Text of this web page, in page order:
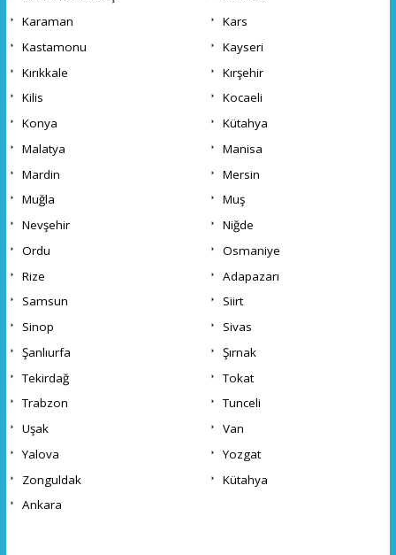
Karaman
Kars
Kastamonu
Kayseri
Kırıkkale
Kırşehir
Kilis
Kocaeli
Konya
Kütahya
Malatya
Manisa
Mardin
Mersin
Muğla
Muş
Nevşehir
Niğde
Ordu
Osmaniye
Rize
Adapazarı
Samsun
Siirt
Sinop
Sivas
Şanlıurfa
Şırnak
Tekirdağ
Tokat
Trabzon
Tunceli
Uşak
Van
Yalova
Yozgat
Zonguldak
Kütahya
Ankara